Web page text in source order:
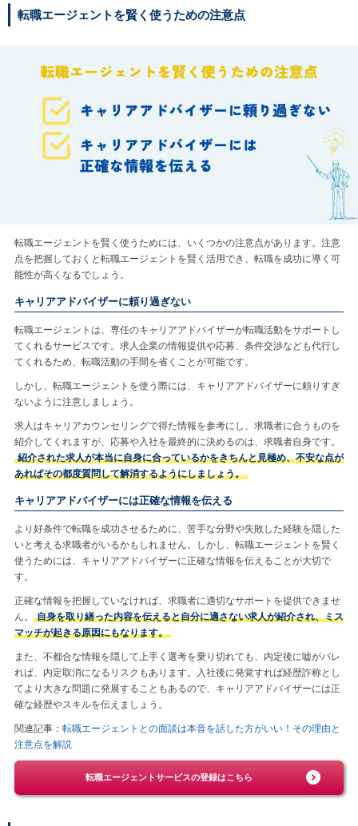
転職エージェントを賢く使うための注意点
転職エージェントを賢く使うためには、いくつかの注意点があります。注意
点を把握しておくと転職エージェントを賢く活用でき、転職を成功に導く可
能性が高くなるでしょう。
キャリアアドバイザーに頼り過ぎない
転職エージェントは、専任のキャリアアドバイザーが転職活動をサポートし
てくれるサービスです。求人企業の情報提供や応募、条件交渉なども代行し
てくれるため、転職活動の手間を省くことが可能です。
しかし、転職エージェントを使う際には、キャリアアドバイザーに頼りすぎ
ないように注意しましょう。
求人はキャリアカウンセリングで得た情報を参考にし、求職者に合うものを
紹介してくれますが、応募や入社を最終的に決めるのは、求職者自身です。
紹介された求人が本当に自身に合っているかをきちんと見極め、不安な点が
あればその都度質問して解消するようにしましょう。
キャリアアドバイザーには正確な情報を伝える
より好条件で転職を成功させるために、苦手な分野や失敗した経験を隠した
いと考える求職者がいるかもしれません。しかし、転職エージェントを賢く
使うためには、キャリアアドバイザーに正確な情報を伝えることが大切で
す。
正確な情報を把握していなければ、求職者に適切なサポートを提供できませ
ん。
自身を取り繕った内容を伝えると自分に適さない求人が紹介され、ミス
マッチが起きる原因にもなります。
また、不都合な情報を隠して上手く選考を乗り切れても、内定後に嘘がバレ
れば、内定取消になるリスクもあります。入社後に発覚すれば経歴詐称とし
てより大きな問題に発展することもあるので、キャリアアドバイザーには正
確な経歴やスキルを伝えましょう。
関連記事： 転職エージェントとの面談は本音を話した方がいい！その理由と
注意点を解説
転職エージェントサービスの登録はこちら